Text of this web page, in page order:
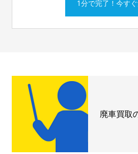
1分で完了！今す
廃車買取